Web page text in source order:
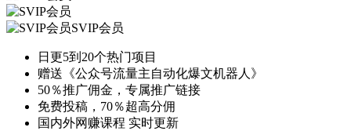
SVIP会员
日更5到20个热门项目
赠送《公众号流量主自动化爆文机器人》
50％推广佣金，专属推广链接
免费投稿，70％超高分佣
国内外网赚课程 实时更新